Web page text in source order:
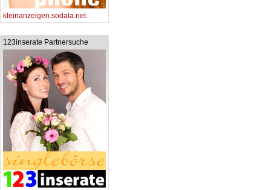
kleinanzeigen.sodala.net
123inserate Partnersuche